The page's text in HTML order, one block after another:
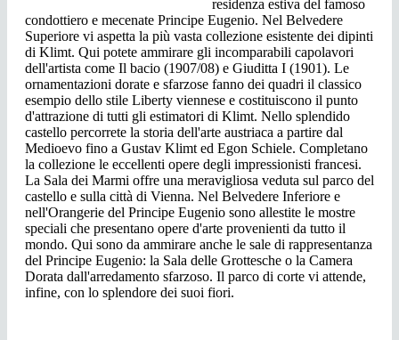
residenza estiva del famoso
condottiero e mecenate Principe Eugenio. Nel Belvedere
Superiore vi aspetta la più vasta collezione esistente dei dipinti
di Klimt. Qui potete ammirare gli incomparabili capolavori
dell'artista come Il bacio (1907/08) e Giuditta I (1901). Le
ornamentazioni dorate e sfarzose fanno dei quadri il classico
esempio dello stile Liberty viennese e costituiscono il punto
d'attrazione di tutti gli estimatori di Klimt. Nello splendido
castello percorrete la storia dell'arte austriaca a partire dal
Medioevo fino a Gustav Klimt ed Egon Schiele. Completano
la collezione le eccellenti opere degli impressionisti francesi.
La Sala dei Marmi offre una meravigliosa veduta sul parco del
castello e sulla città di Vienna. Nel Belvedere Inferiore e
nell'Orangerie del Principe Eugenio sono allestite le mostre
speciali che presentano opere d'arte provenienti da tutto il
mondo. Qui sono da ammirare anche le sale di rappresentanza
del Principe Eugenio: la Sala delle Grottesche o la Camera
Dorata dall'arredamento sfarzoso. Il parco di corte vi attende,
infine, con lo splendore dei suoi fiori.